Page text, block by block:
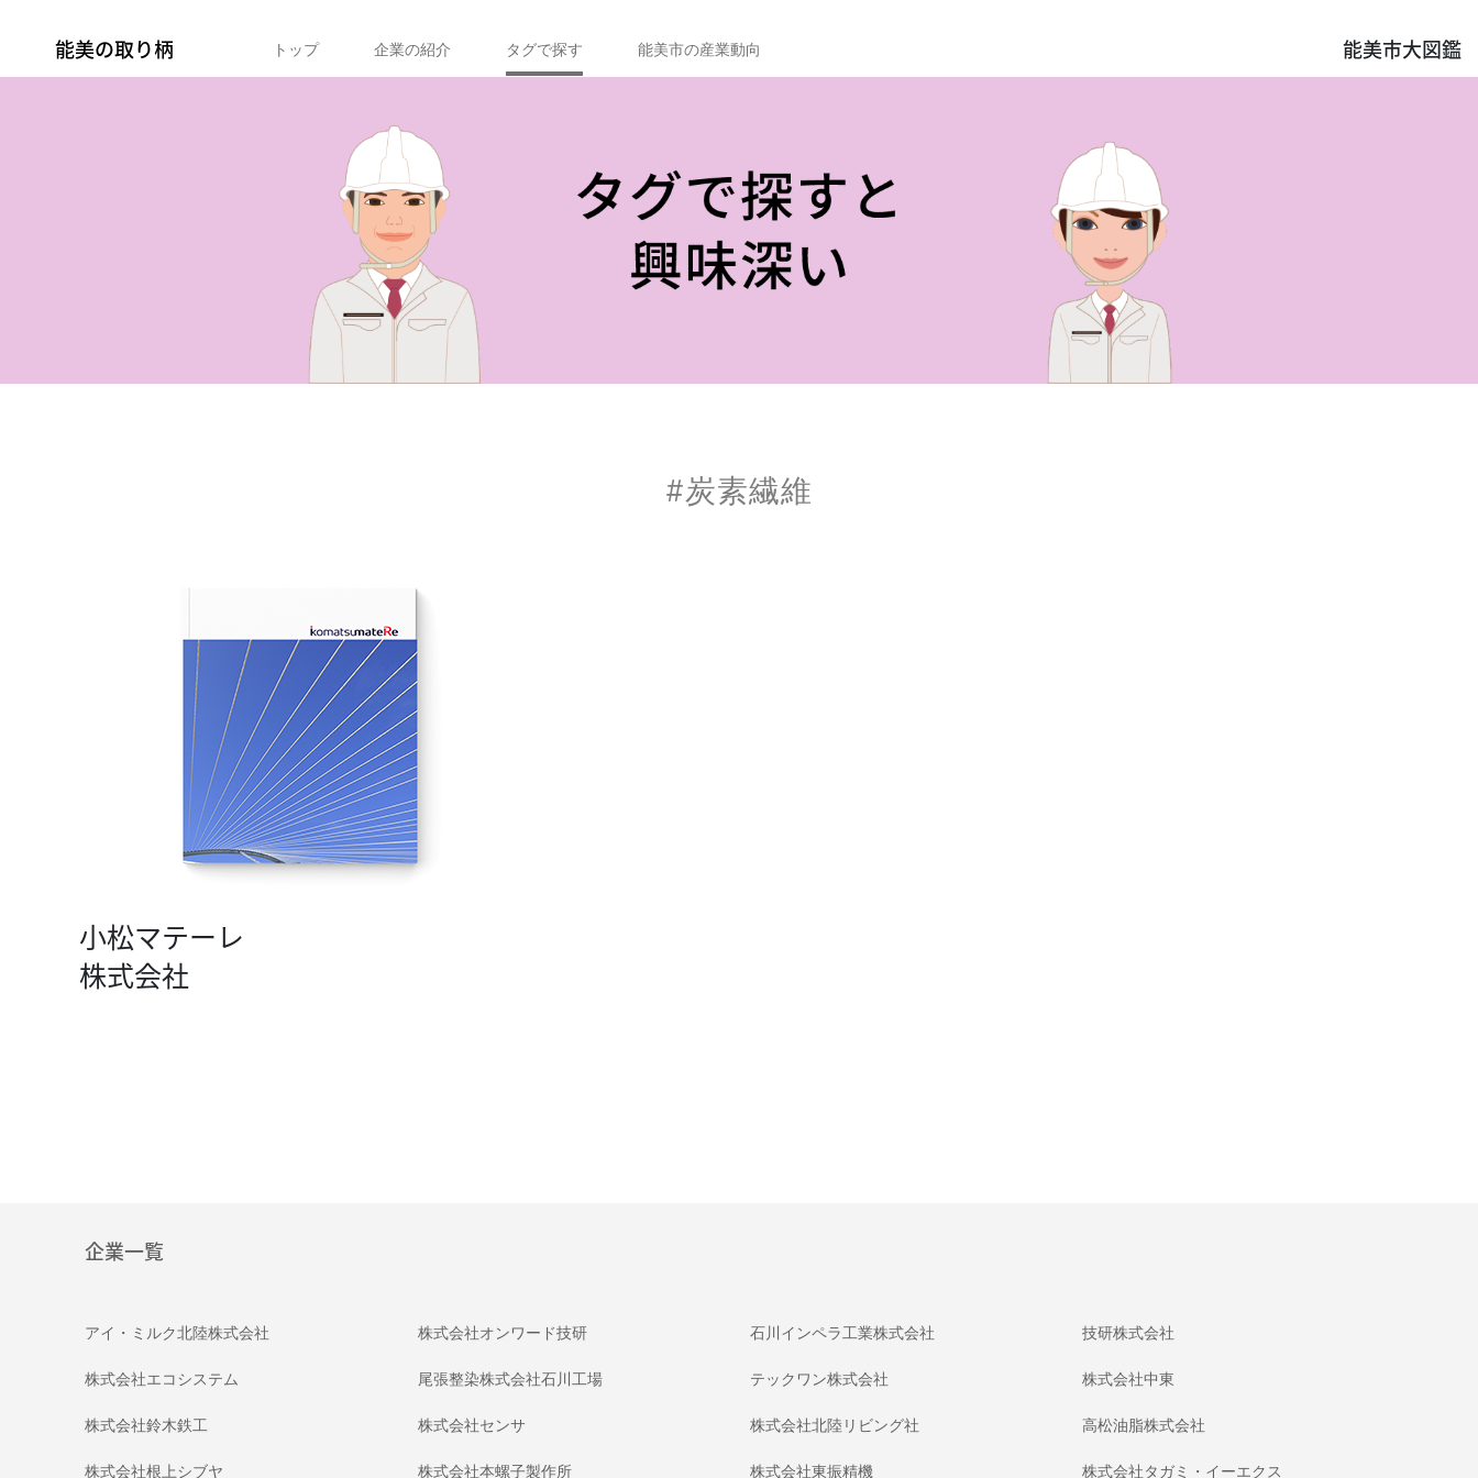
能美の取り柄 トップ 企業の紹介 タグで探す 能美市の産業動向 能美市大図鑑
#炭素繊維
小松マテーレ
株式会社
企業一覧
アイ・ミルク北陸株式会社 株式会社オンワード技研 石川インペラ工業株式会社 技研株式会社
株式会社エコシステム 尾張整染株式会社石川工場 テックワン株式会社 株式会社中東
株式会社鈴木鉄工 株式会社センサ 株式会社北陸リビング社 高松油脂株式会社
株式会社根上シブヤ 株式会社本螺子製作所 株式会社東振精機 株式会社タガミ・イーエクス